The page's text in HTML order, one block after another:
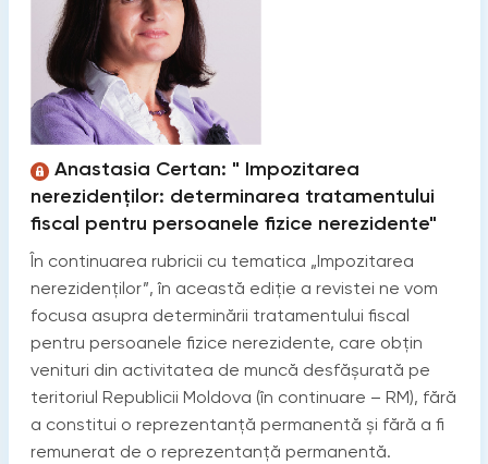
Anastasia Certan: " Impozitarea
nerezidenţilor: determinarea tratamentului
fiscal pentru persoanele fizice nerezidente"
În continuarea rubricii cu tematica „Impozitarea
nerezidenţilor”, în această ediţie a revistei ne vom
focusa asupra determinării tratamentului fiscal
pentru persoanele fizice nerezidente, care obţin
venituri din activitatea de muncă desfăşurată pe
teritoriul Republicii Moldova (în continuare – RM), fără
a constitui o reprezentanţă permanentă şi fără a fi
remunerat de o reprezentanţă permanentă.